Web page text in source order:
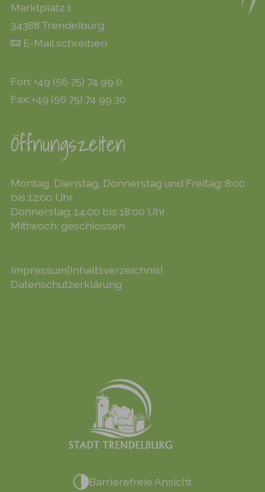
Marktplatz 1
34388 Trendelburg
E-Mail schreiben
Fon: +49 (56 75) 74 99 0
Fax: +49 (56 75) 74 99 30
Öffnungszeiten
Montag, Dienstag, Donnerstag und Freitag: 8:00
bis 12:00 Uhr
Donnerstag: 14:00 bis 18:00 Uhr
Mittwoch: geschlossen
Impressum|Inhaltsverzeichnis|
Datenschutzerklärung
Barrierefreie Ansicht